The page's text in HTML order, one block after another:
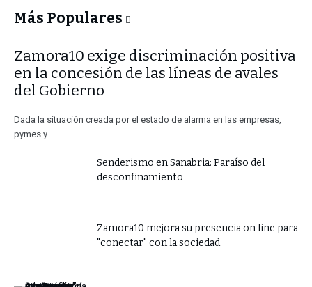
Más Populares
​Zamora10 exige discriminación positiva
en la concesión de las líneas de avales
del Gobierno
Dada la situación creada por el estado de alarma en las empresas,
pymes y …
Senderismo en Sanabria: Paraíso del
desconfinamiento
Zamora10 mejora su presencia on line para
"conectar" con la sociedad.